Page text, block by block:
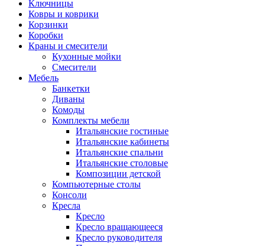
Ключницы
Ковры и коврики
Корзинки
Коробки
Краны и смесители
Кухонные мойки
Смесители
Мебель
Банкетки
Диваны
Комоды
Комплекты мебели
Итальянские гостиные
Итальянские кабинеты
Итальянские спальни
Итальянские столовые
Композиции детской
Компьютерные столы
Консоли
Кресла
Кресло
Кресло вращающееся
Кресло руководителя